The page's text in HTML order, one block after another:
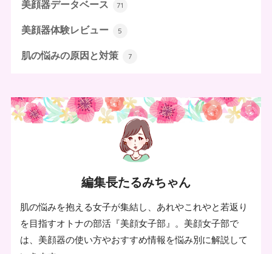
美顔器データベース 71
美顔器体験レビュー 5
肌の悩みの原因と対策 7
編集長たるみちゃん
肌の悩みを抱える女子が集結し、あれやこれやと若返り
を目指すオトナの部活『美顔女子部』。美顔女子部で
は、美顔器の使い方やおすすめ情報を悩み別に解説して